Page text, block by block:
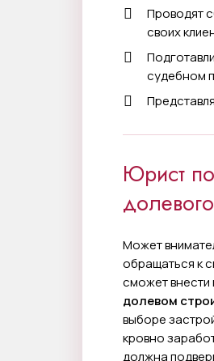
Проводят
своих
судебном
Юрист
Может
обращаться к
сможет внести
долевом
выборе
кровно
должна